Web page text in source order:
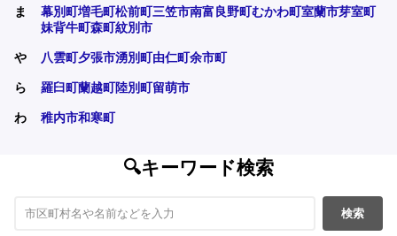
ま 幕別町増毛町松前町三笠市南富良野町むかわ町室蘭市芽室町
妹背牛町森町紋別市
や 八雲町夕張市湧別町由仁町余市町
ら 羅臼町蘭越町陸別町留萌市
わ 稚内市和寒町
🔍キーワード検索
検索